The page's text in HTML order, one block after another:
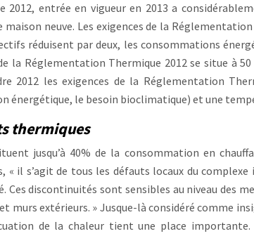
2012, entrée en vigueur en 2013 a
maison neuve. Les exigences de la
réduisent par deux, les consommations
la Réglementation Thermique 2012 se situe à
2012 les exigences de la Réglementation
énergétique, le besoin bioclimatique) et une
thermiques
jusqu’à 40% de la consommation en
« il s’agit de tous les défauts locaux du
Ces discontinuités sont sensibles au niveau des
murs extérieurs. » Jusque-là considéré comme
de la chaleur tient une place